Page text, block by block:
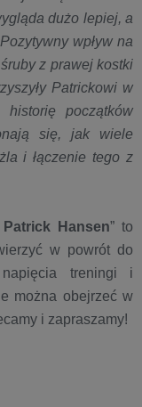
dużo lepiej, a
wpływ na
z prawej kostki
Patrickowi w
historię początków
się, jak wiele
i łączenie tego z
Hansen” to
w powrót do
treningi i
można obejrzeć w
i zapraszamy!